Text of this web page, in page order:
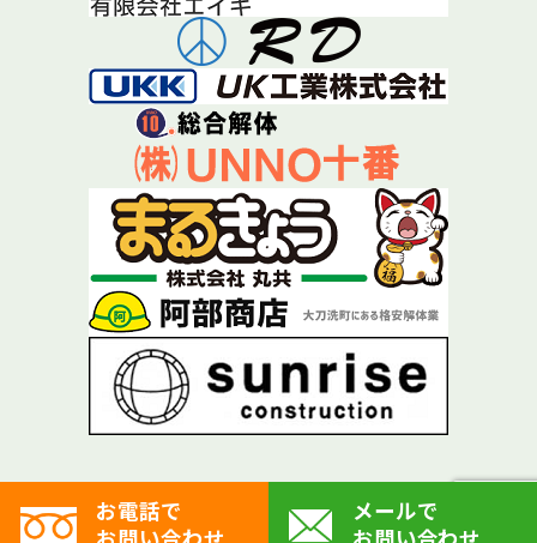
お電話で
メールで